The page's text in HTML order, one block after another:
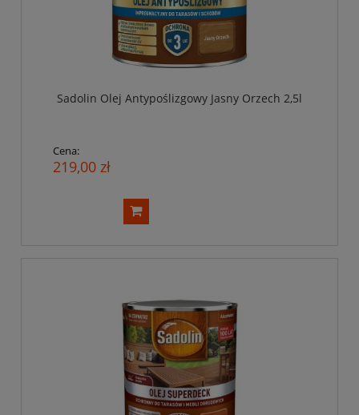
Sadolin Olej Antypoślizgowy Jasny Orzech 2,5l
Cena:
219,00 zł